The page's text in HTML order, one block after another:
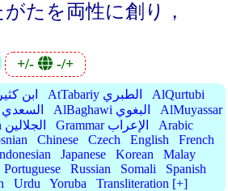
たを両性に創り，
+/- -/+
IbnKathir ابن كثير AtTabariy الطبري
AlQurtubi
AsSaadiyy السعدي AlBaghawi البغوي
AlMuyassar
AlJalalain الجلالين Grammar الإعراب
Arabic
Chinese Czech English
French
Japanese Korean
Malay
Portuguese Russian Somali
Spanish
Urdu Yoruba Transliteration [+]